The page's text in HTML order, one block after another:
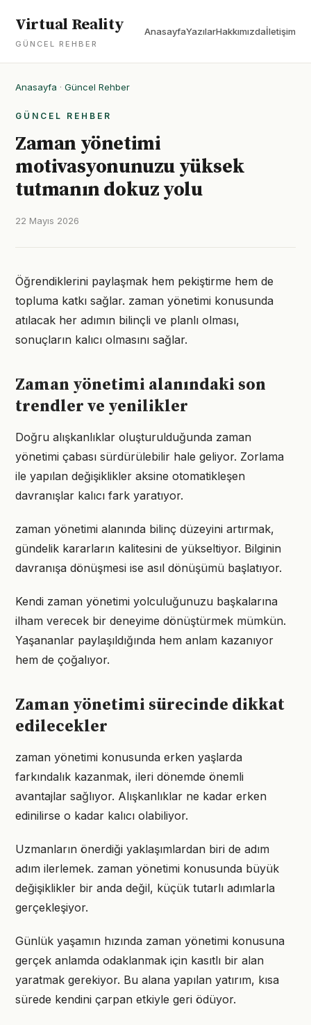
Virtual Reality
GÜNCEL REHBER
AnasayfaYazılarHakkımızdaİletişim
Anasayfa · Güncel Rehber
GÜNCEL REHBER
Zaman yönetimi
motivasyonunuzu yüksek
tutmanın dokuz yolu
22 Mayıs 2026
Öğrendiklerini paylaşmak hem pekiştirme hem de
topluma katkı sağlar. zaman yönetimi konusunda
atılacak her adımın bilinçli ve planlı olması,
sonuçların kalıcı olmasını sağlar.
Zaman yönetimi alanındaki son
trendler ve yenilikler
Doğru alışkanlıklar oluşturulduğunda zaman
yönetimi çabası sürdürülebilir hale geliyor. Zorlama
ile yapılan değişiklikler aksine otomatikleşen
davranışlar kalıcı fark yaratıyor.
zaman yönetimi alanında bilinç düzeyini artırmak,
gündelik kararların kalitesini de yükseltiyor. Bilginin
davranışa dönüşmesi ise asıl dönüşümü başlatıyor.
Kendi zaman yönetimi yolculuğunuzu başkalarına
ilham verecek bir deneyime dönüştürmek mümkün.
Yaşananlar paylaşıldığında hem anlam kazanıyor
hem de çoğalıyor.
Zaman yönetimi sürecinde dikkat
edilecekler
zaman yönetimi konusunda erken yaşlarda
farkındalık kazanmak, ileri dönemde önemli
avantajlar sağlıyor. Alışkanlıklar ne kadar erken
edinilirse o kadar kalıcı olabiliyor.
Uzmanların önerdiği yaklaşımlardan biri de adım
adım ilerlemek. zaman yönetimi konusunda büyük
değişiklikler bir anda değil, küçük tutarlı adımlarla
gerçekleşiyor.
Günlük yaşamın hızında zaman yönetimi konusuna
gerçek anlamda odaklanmak için kasıtlı bir alan
yaratmak gerekiyor. Bu alana yapılan yatırım, kısa
sürede kendini çarpan etkiyle geri ödüyor.